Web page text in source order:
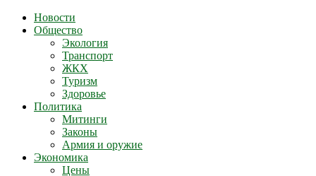
Новости
Общество
Экология
Транспорт
ЖКХ
Туризм
Здоровье
Политика
Митинги
Законы
Армия и оружие
Экономика
Цены